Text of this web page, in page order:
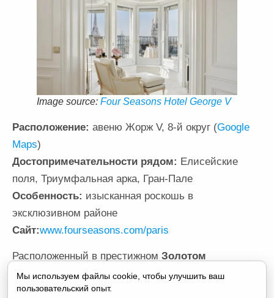
Image source: Four Seasons Hotel George V
Расположение: авеню Жорж V, 8-й округ (Google
Maps)
Достопримечательности рядом: Елисейские
поля, Триумфальная арка, Гран-Пале
Особенность: изысканная роскошь в
эксклюзивном районе
Сайт:www.fourseasons.com/paris
Расположенный в престижном Золотом
треугольнике , отельFour Seasons Hotel George V
является символом утончённой роскоши. Здесь
Мы используем файлы cookie, чтобы улучшить ваш
пользовательский опыт.